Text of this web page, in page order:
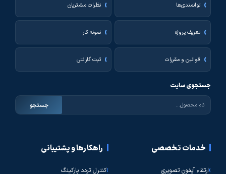
توانمندی‌ها نظرات مشتریان
تعریف پروژه نمونه کار
قوانین و مقررات ثبت گارانتی
جستجوی سایت
جستجو
خدمات تخصصی
ارتقاء آیفون تصویری
راهکارها و پشتیبانی
کنترل تردد پارکینگ